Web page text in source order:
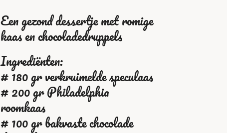
Een gezond dessertje met romige
kaas en chocoladedruppels
Ingrediënten:
# 180 gr verkruimelde speculaas
# 200 gr Philadelphia
roomkaas
# 100 gr bakvaste chocolade